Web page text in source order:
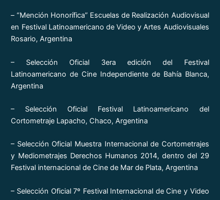
– “Mención Honorífica” Escuelas de Realización Audiovisual
en Festival Latinoamericano de Video y Artes Audiovisuales
Rosario, Argentina
– Selección Oficial 3era edición del Festival
Latinoamericano de Cine Independiente de Bahía Blanca,
Argentina
– Selección Oficial Festival Latinoamericano del
Cortometraje Lapacho, Chaco, Argentina
– Selección Oficial Muestra Internacional de Cortometrajes
y Mediometrajes Derechos Humanos 2014, dentro del 29
Festival internacional de Cine de Mar de Plata, Argentina
– Selección Oficial 7º Festival Internacional de Cine y Video